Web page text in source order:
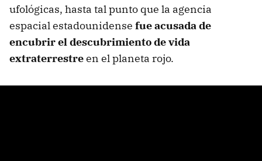
ufológicas, hasta tal punto que la agencia
espacial estadounidense fue acusada de
encubrir el descubrimiento de vida
extraterrestreen el planeta rojo.